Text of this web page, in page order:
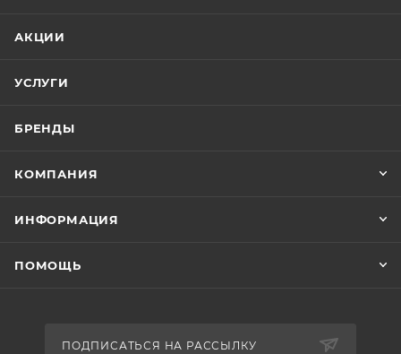
АКЦИИ
УСЛУГИ
БРЕНДЫ
КОМПАНИЯ
ИНФОРМАЦИЯ
ПОМОЩЬ
ПОДПИСАТЬСЯ НА РАССЫЛКУ